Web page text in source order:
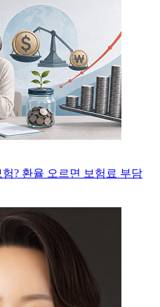
? 환율 오르면 보험료 부담